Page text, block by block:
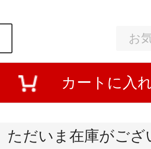
お
カートに入
ただいま在庫がござ